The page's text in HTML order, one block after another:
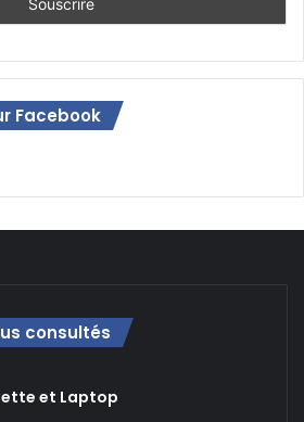
Facebook
consultés
et Laptop